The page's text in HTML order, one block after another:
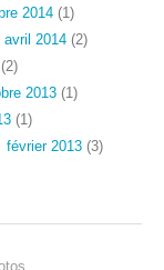
2014 (1)
avril 2014 (2)
(2)
2013 (1)
(1)
février 2013 (3)